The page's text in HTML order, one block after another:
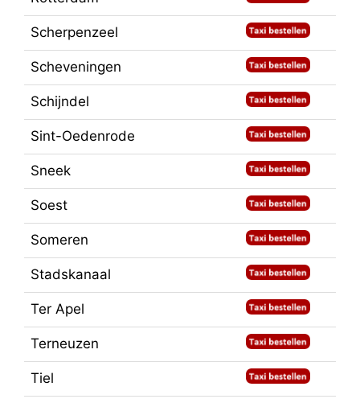
Scherpenzeel
Scheveningen
Schijndel
Sint-Oedenrode
Sneek
Soest
Someren
Stadskanaal
Ter Apel
Terneuzen
Tiel